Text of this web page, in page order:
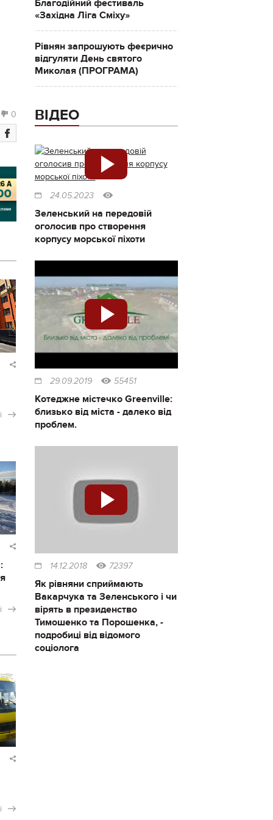
0
Благодійний фестиваль
«Західна Ліга Сміху»
Рівнян запрошують феєрично
відгуляти День святого
Миколая (ПРОГРАМА)
ВІДЕО
24.05.2023
Зеленський на передовій
оголосив про створення
корпусу морської піхоти
29.09.2019 55451
Котеджне містечко Greenville:
близько від міста - далеко від
проблем.
14.12.2018 72397
Як рівняни сприймають
Вакарчука та Зеленського і чи
вірять в президенство
Тимошенко та Порошенка, -
подробиці від відомого
соціолога